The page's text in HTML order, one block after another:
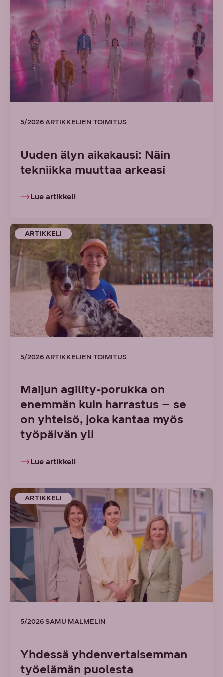
5/2026 ARTIKKELIEN TOIMITUS
Uuden älyn aikakausi: Näin
tekniikka muuttaa arkeasi
Lue artikkeli
ARTIKKELI
5/2026 ARTIKKELIEN TOIMITUS
Maijun agility-porukka on
enemmän kuin harrastus – se
on yhteisö, joka kantaa myös
työpäivän yli
Lue artikkeli
ARTIKKELI
5/2026 SAMU MALMELIN
Yhdessä yhdenvertaisemman
työelämän puolesta